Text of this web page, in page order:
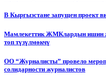
В Кыргызстане запущен проект
Мамлекеттик ЖМКлардын ишин
топ түзүлмөкчү
ОО “Журналисты” провело
солидарности журналистов